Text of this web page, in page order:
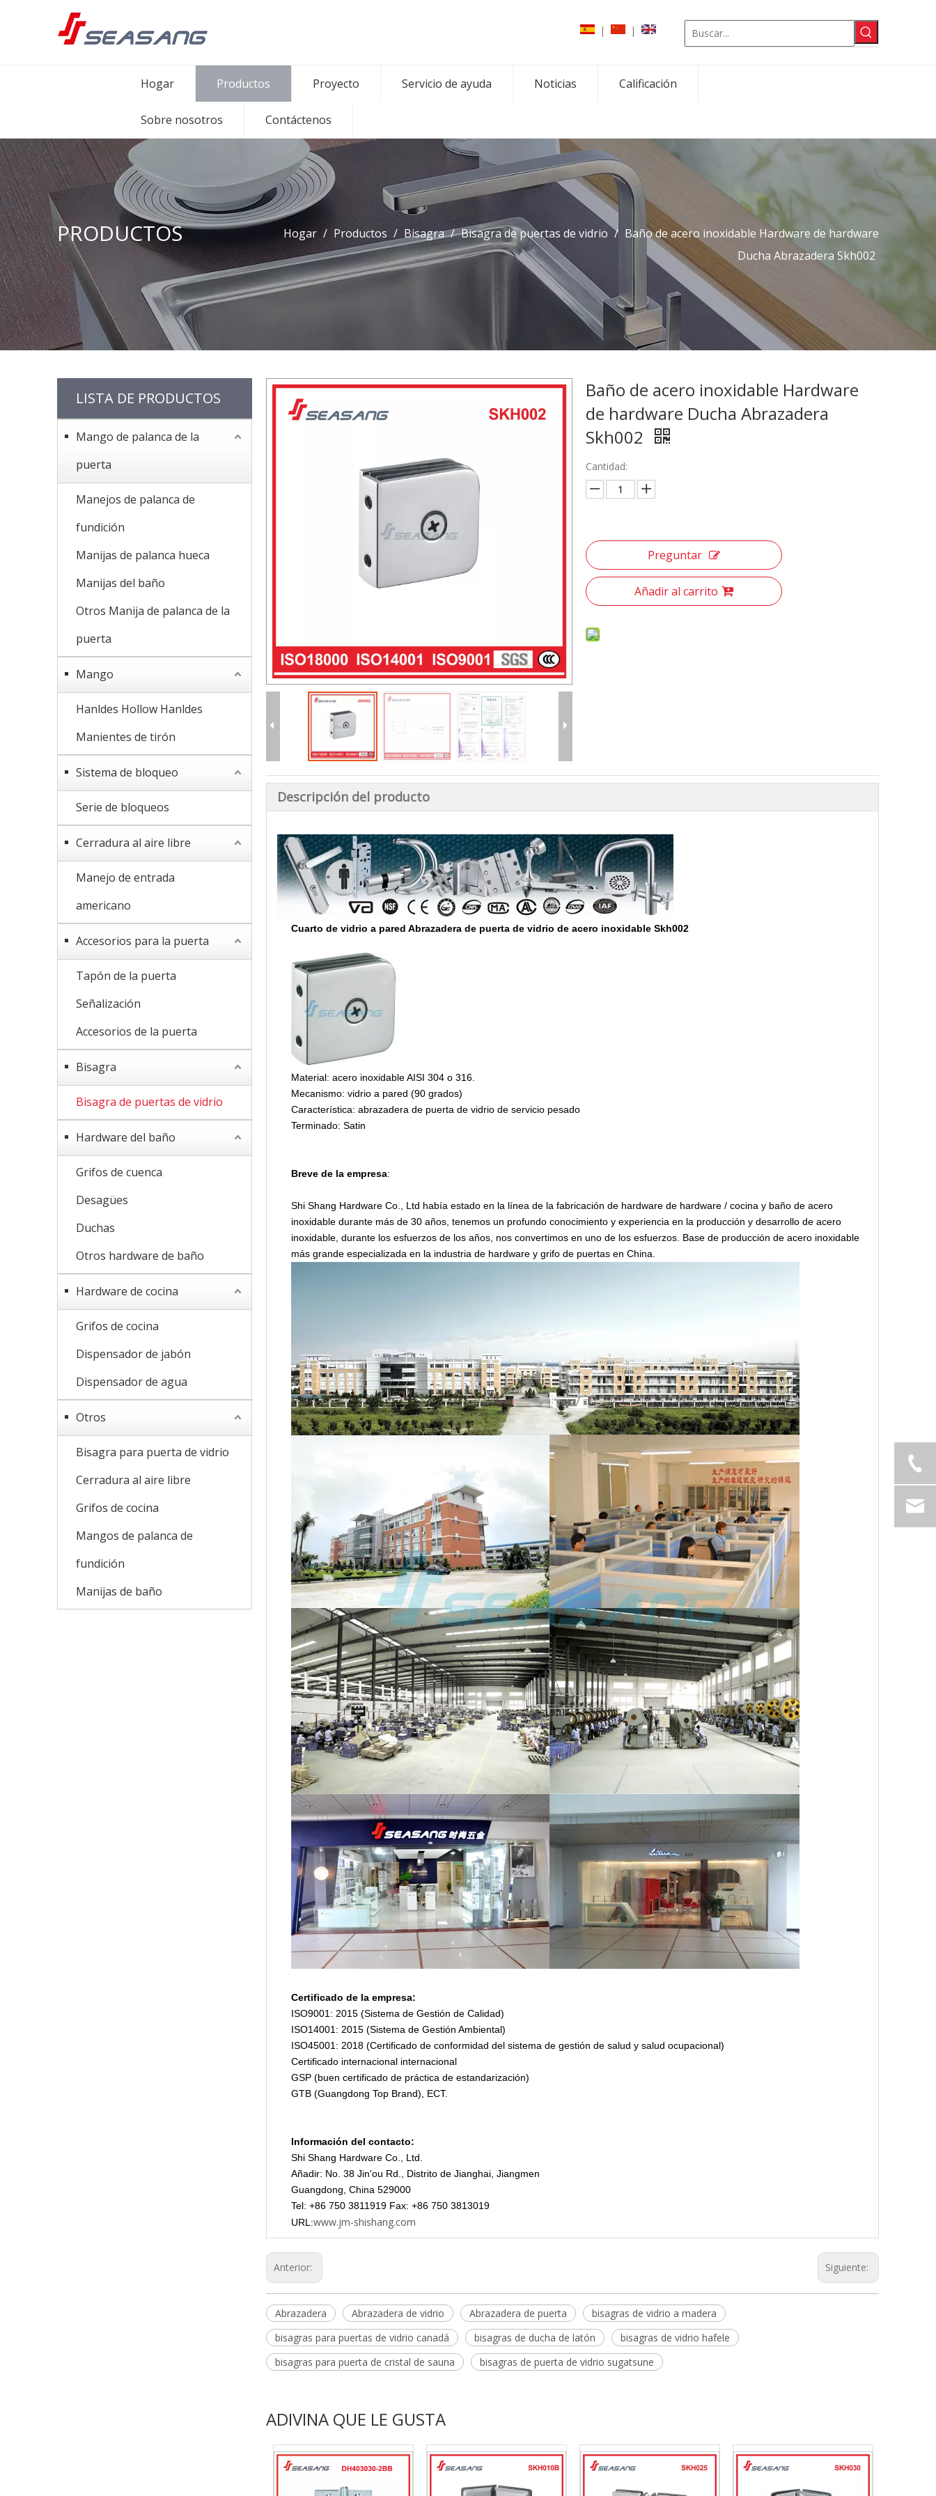
| |
Hogar Productos Proyecto Servicio de ayuda Noticias Calificación
Sobre nosotros Contáctenos
PRODUCTOS Hogar / Productos / Bisagra / Bisagra de puertas de vidrio / Baño de acero inoxidable Hardware de hardware
Ducha Abrazadera Skh002
LISTA DE PRODUCTOS
Mango de palanca de la
puerta
Manejos de palanca de
fundición
Manijas de palanca hueca
Manijas del baño
Otros Manija de palanca de la
puerta
Mango
Hanldes Hollow Hanldes
Manientes de tirón
Sistema de bloqueo
Serie de bloqueos
Cerradura al aire libre
Manejo de entrada
americano
Accesorios para la puerta
Tapón de la puerta
Señalización
Accesorios de la puerta
Bisagra
Bisagra de puertas de vidrio
Hardware del baño
Grifos de cuenca
Desagües
Duchas
Otros hardware de baño
Hardware de cocina
Grifos de cocina
Dispensador de jabón
Dispensador de agua
Otros
Bisagra para puerta de vidrio
Cerradura al aire libre
Grifos de cocina
Mangos de palanca de
fundición
Manijas de baño
Baño de acero inoxidable Hardware
de hardware Ducha Abrazadera
Skh002
Cantidad:
Preguntar
Añadir al carrito
Descripción del producto
Cuarto de vidrio a pared Abrazadera de puerta de vidrio de acero inoxidable Skh002
Material: acero inoxidable AISI 304 o 316.
Mecanismo: vidrio a pared (90 grados)
Característica: abrazadera de puerta de vidrio de servicio pesado
Terminado: Satin
Breve de la empresa:
Shi Shang Hardware Co., Ltd había estado en la línea de la fabricación de hardware de hardware / cocina y baño de acero
inoxidable durante más de 30 años, tenemos un profundo conocimiento y experiencia en la producción y desarrollo de acero
inoxidable, durante los esfuerzos de los años, nos convertimos en uno de los esfuerzos. Base de producción de acero inoxidable
más grande especializada en la industria de hardware y grifo de puertas en China.
Certificado de la empresa:
ISO9001: 2015 (Sistema de Gestión de Calidad)
ISO14001: 2015 (Sistema de Gestión Ambiental)
ISO45001: 2018 (Certificado de conformidad del sistema de gestión de salud y salud ocupacional)
Certificado internacional internacional
GSP (buen certificado de práctica de estandarización)
GTB (Guangdong Top Brand), ECT.
Información del contacto:
Shi Shang Hardware Co., Ltd.
Añadir: No. 38 Jin'ou Rd., Distrito de Jianghai, Jiangmen
Guangdong, China 529000
Tel: +86 750 3811919 Fax: +86 750 3813019
URL:www.jm-shishang.com
Anterior: Siguiente:
Abrazadera Abrazadera de vidrio Abrazadera de puerta
bisagras de vidrio a madera
bisagras para puertas de vidrio canadá
bisagras de ducha de latón
bisagras de vidrio hafele
bisagras para puerta de cristal de sauna
bisagras de puerta de vidrio sugatsune
ADIVINA QUE LE GUSTA